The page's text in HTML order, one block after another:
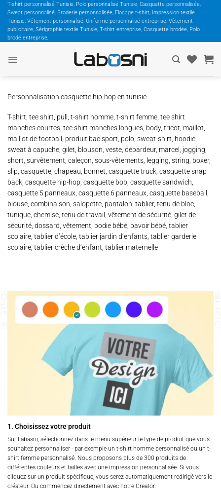
Passer
contenu
T-shirt personnalisé Tunisie, Polo personnalisé Tunisie, Casquette personnalisée,
Sweat personnalisé, Broderie personnalisée, Flocage t-shirt, Impression textile
Tunisie, Vêtement personnalisé, Uniforme personnalisé entreprise, Vêtement
publicitaire, Sérigraphie textile Tunisie, T-shirt entreprise, Casquette brodée, Polo
brodé entreprise,
Personnalisation casquette hip-hop en tunisie
T-shirt, tee shirt, pull, t-shirt homme, t-shirt femme, tee shirt
manches courtes, tee shirt manches longues, body, tricot, maillot,
maillot de football, produit bac sport, polo, sweat-shirt, hoodie,
sweat à capuche, gilet, blouson, veste, débardeur, marcel, jogging,
short, survêtement, caleçon, sous-vêtements, legging, string, boxer,
slip, casquette, chapeau, bonnet, casquette truck, casquette snap
back, casquette hip-hop, casquette bob, casquette sandwich,
casquette 5 panneaux, casquette 6 panneaux, casquette baseball,
blouse, combinaison, salopette, pantalon, tablier, tenu de bloc,
tunique, chemise, tenu de travail, vêtement de sécurité, gilet de
sécurité, dossard, vêtement, bodie bébé, bavoir bébé, tablier
scolaire, tablier d’école, tablier jardin d’enfants, tablier garderie
scolaire, tablier crèche d’enfant, tablier maternelle
1. Choisissez votre produit
Sur Labasni, sélectionnez dans le menu supérieur le type de produit que vous
souhaitez personnaliser - par exemple un t-shirt homme personnalisé ou un t-
shirt femme personnalisé. Nous proposons plus de 300 produits de
différentes couleurs et tailles avec une impression personnalisée. Si vous
cliquez sur un produit spécifique, vous serez automatiquement redirigé vers le
créateur. Ou commencez directement avec notre Creator.